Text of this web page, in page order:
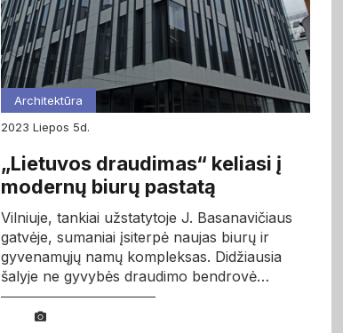
Architektūra
2023
liepos 5d.
„Lietuvos draudimas“ keliasi į
modernų biurų pastatą
Vilniuje, tankiai užstatytoje J. Basanavičiaus
gatvėje, sumaniai įsiterpė naujas biurų ir
gyvenamųjų namų kompleksas. Didžiausia
šalyje ne gyvybės draudimo bendrovė…